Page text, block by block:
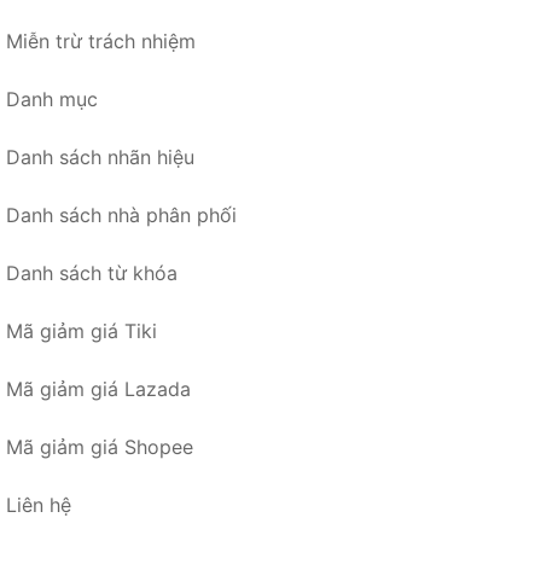
Miễn trừ trách nhiệm
Danh mục
Danh sách nhãn hiệu
Danh sách nhà phân phối
Danh sách từ khóa
Mã giảm giá Tiki
Mã giảm giá Lazada
Mã giảm giá Shopee
Liên hệ